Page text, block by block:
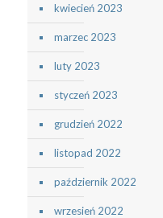
kwiecień 2023
marzec 2023
luty 2023
styczeń 2023
grudzień 2022
listopad 2022
październik 2022
wrzesień 2022